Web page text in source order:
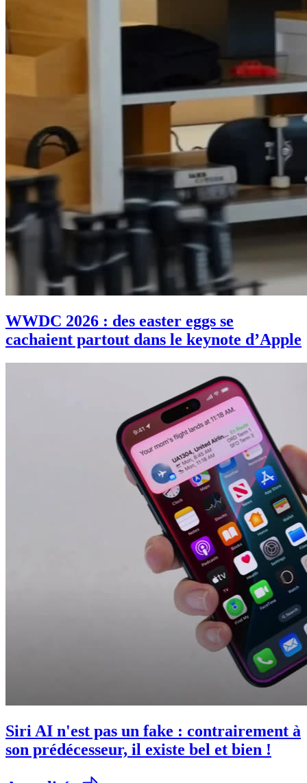
WWDC 2026 : des easter eggs se
cachaient partout dans le keynote d’Apple
Siri AI n'est pas un fake : contrairement à
son prédécesseur, il existe bel et bien !